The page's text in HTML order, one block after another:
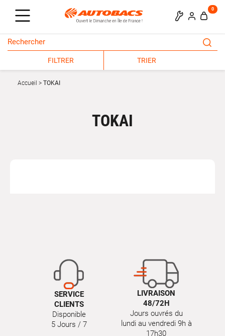
0
FILTRER TRIER
Accueil TOKAI
TOKAI
SERVICE
CLIENTS
Disponible
5 Jours / 7
LIVRAISON
48/72H
Jours ouvrés du
lundi au vendredi 9h à
17h30